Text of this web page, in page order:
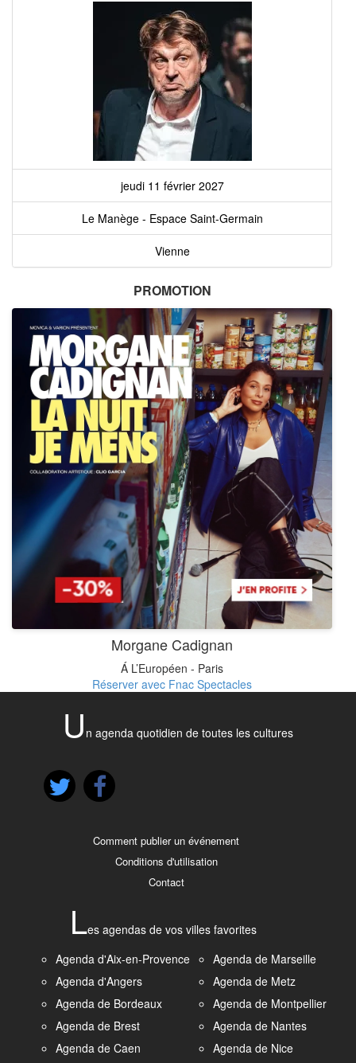
jeudi 11 février 2027
Le Manège - Espace Saint-Germain
Vienne
PROMOTION
Morgane Cadignan
Á L’Européen - Paris
Réserver avec Fnac Spectacles
U n agenda quotidien de toutes les cultures
Comment publier un événement
Conditions d'utilisation
Contact
Les agendas de vos villes favorites
Agenda d'Aix-en-Provence
Agenda d'Angers
Agenda de Bordeaux
Agenda de Brest
Agenda de Caen
Agenda de Marseille
Agenda de Metz
Agenda de Montpellier
Agenda de Nantes
Agenda de Nice